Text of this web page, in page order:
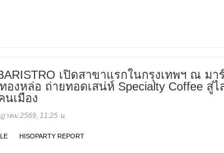
เปิดสาขาแรกในกรุงเทพฯ ณ มา
องหล่อ ถ่ายทอดเสน่ห์ Specialty Coffee สู่ไ
นเมือง
าคม 2569, 11:25 น.
HISOPARTY REPORT